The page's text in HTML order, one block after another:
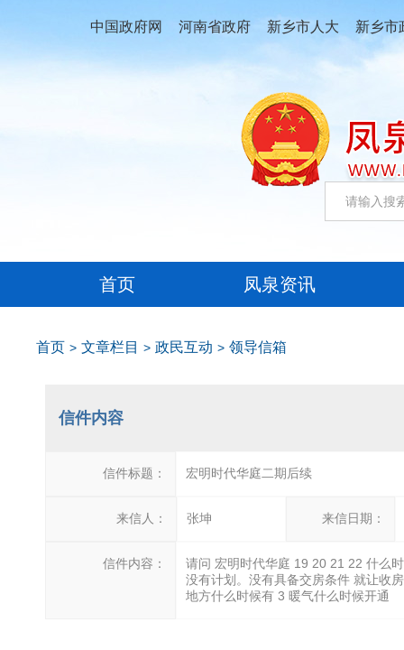
中国政府网 河南省政府 新乡市人大 新乡市
首页 凤泉资讯
首页 文章栏目 政民互动 领导信箱
信件内容
信件标题： 宏明时代华庭二期后续
来信人： 张坤 来信日期：
信件内容：
请问 宏明时代华庭 19 20 21 22 什么
没有计划。没有具备交房条件 就让收
地方什么时候有 3 暖气什么时候开通